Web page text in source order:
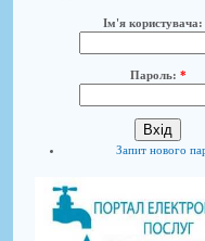
Ім'я користувача:
Пароль: *
Запит нового